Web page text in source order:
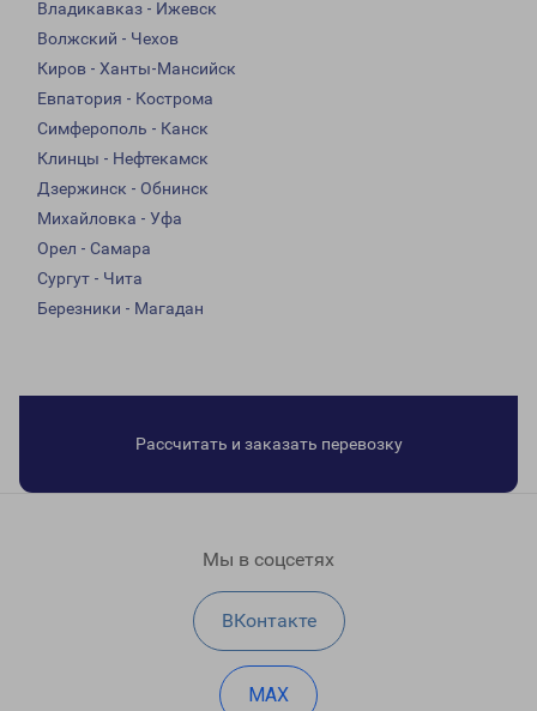
Владикавказ - Ижевск
Волжский - Чехов
Киров - Ханты-Мансийск
Евпатория - Кострома
Симферополь - Канск
Клинцы - Нефтекамск
Дзержинск - Обнинск
Михайловка - Уфа
Орел - Самара
Сургут - Чита
Березники - Магадан
Рассчитать и заказать перевозку
Мы в соцсетях
ВКонтакте
MAX